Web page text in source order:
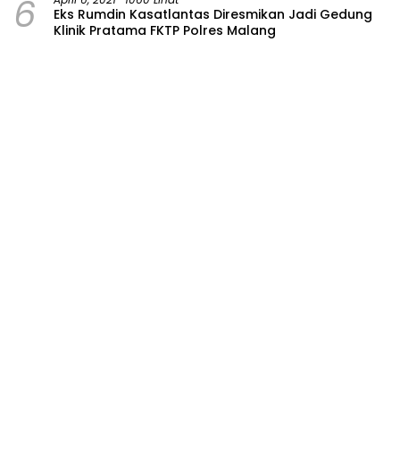
6
Eks Rumdin Kasatlantas Diresmikan Jadi Gedung
Klinik Pratama FKTP Polres Malang